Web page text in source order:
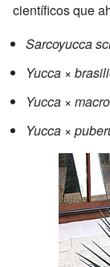
científicos que
Sarcoyucca
Yucca ×
Yucca ×
Yucca ×